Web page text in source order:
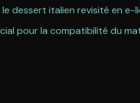
dessert italien revisité en e-
pour la compatibilité du